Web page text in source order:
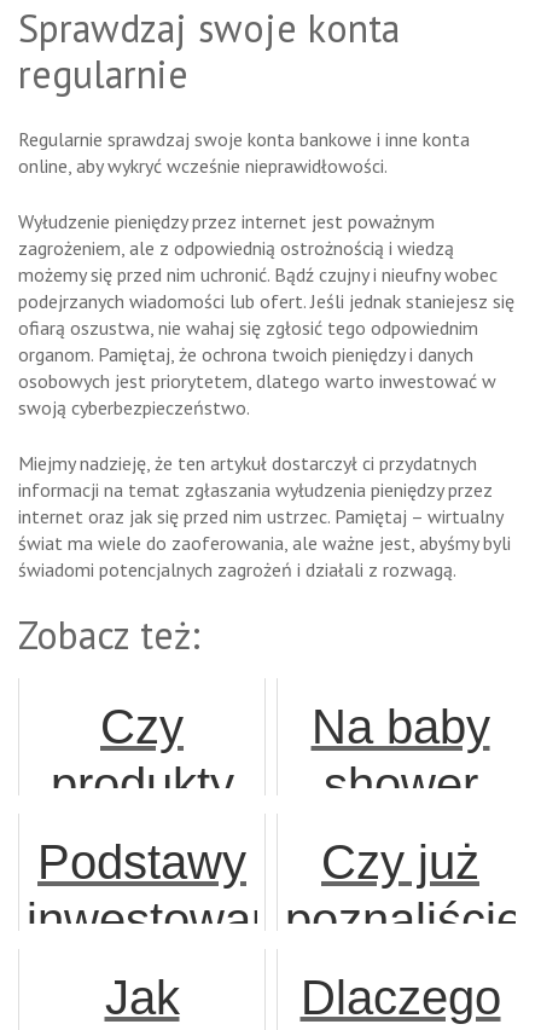
Sprawdzaj swoje konta
regularnie
Regularnie sprawdzaj swoje konta bankowe i inne konta
online, aby wykryć wcześnie nieprawidłowości.
Wyłudzenie pieniędzy przez internet jest poważnym
zagrożeniem, ale z odpowiednią ostrożnością i wiedzą
możemy się przed nim uchronić. Bądź czujny i nieufny wobec
podejrzanych wiadomości lub ofert. Jeśli jednak staniejesz się
ofiarą oszustwa, nie wahaj się zgłosić tego odpowiednim
organom. Pamiętaj, że ochrona twoich pieniędzy i danych
osobowych jest priorytetem, dlatego warto inwestować w
swoją cyberbezpieczeństwo.
Miejmy nadzieję, że ten artykuł dostarczył ci przydatnych
informacji na temat zgłaszania wyłudzenia pieniędzy przez
internet oraz jak się przed nim ustrzec. Pamiętaj – wirtualny
świat ma wiele do zaoferowania, ale ważne jest, abyśmy byli
świadomi potencjalnych zagrożeń i działali z rozwagą.
Zobacz też:
Czy
produkty
promocyjne
są
skuteczne?
Na baby
shower
znajdziemy
wiele
Podstawy
inwestowania
i mądrość,
Czy już
poznaliście
pewne
Jak
Dlaczego